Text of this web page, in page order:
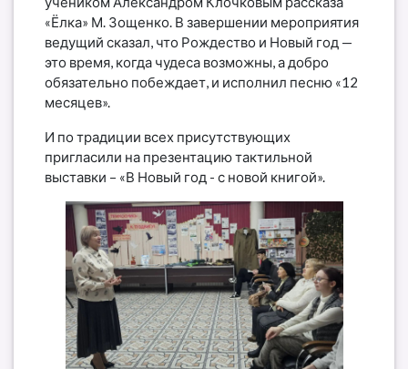
«Ёлка» М. Зощенко. В завершении мероприятия
ведущий сказал, что Рождество и Новый год —
это время, когда чудеса возможны, а добро
обязательно побеждает, и исполнил песню «12
месяцев».
И по традиции всех присутствующих
пригласили на презентацию тактильной
выставки – «В Новый год - с новой книгой».